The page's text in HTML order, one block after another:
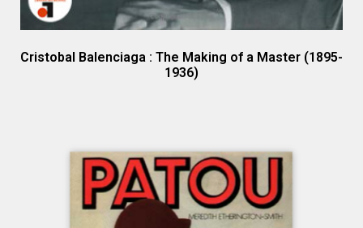
Cristobal Balenciaga : The Making of a Master (1895-
1936)